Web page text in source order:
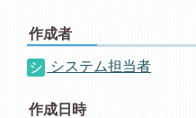
作成者
システム担当者
作成日時